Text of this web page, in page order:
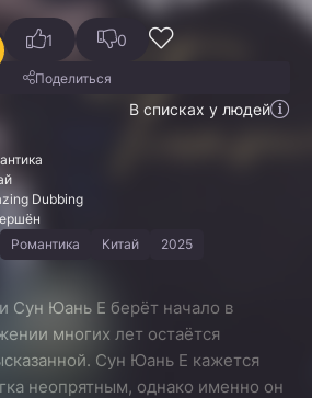
В списках у людей
1 0
Поделиться
Dubbing
Романтика Китай 2025
Сун Юань Е берёт начало в
многих лет остаётся
Сун Юань Е кажется
неопрятным, однако именно он